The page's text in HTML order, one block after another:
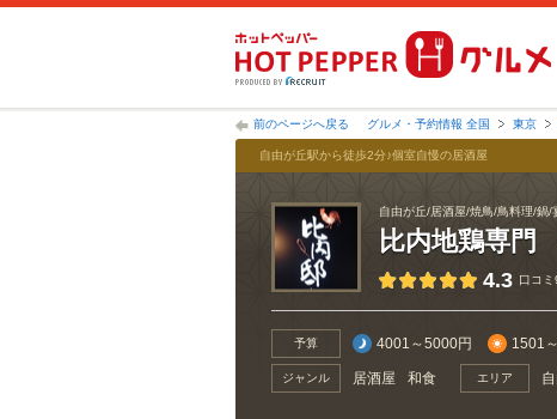
前のページへ戻る グルメ・予約情報 全国 東京
自由が丘駅から徒歩2分♪個室自慢の居酒屋
自由が丘/居酒屋/焼鳥/鳥料理/鍋
比内地鶏専
4.3 口コ
予算 4001～5000円 1501
ジャンル 居酒屋 和食 エリア